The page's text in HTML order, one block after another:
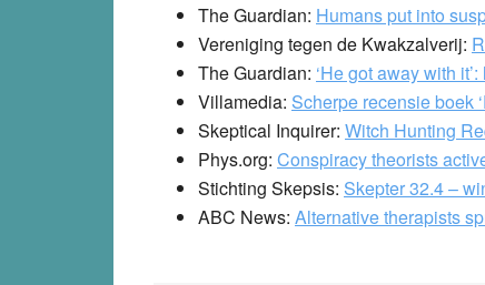
The Guardian: Humans put into
Vereniging tegen de Kwakzalverij:
The Guardian: ‘He got away with
Villamedia: Scherpe recensie boek
Skeptical Inquirer: Witch Hunting
Phys.org: Conspiracy theorists
Stichting Skepsis: Skepter 32.4 –
ABC News: Alternative therapists